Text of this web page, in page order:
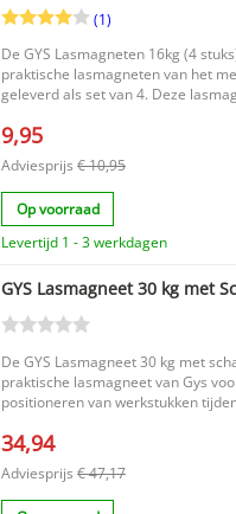
(1)
De GYS Lasmagneten 16kg (4
praktische lasmagneten van het
geleverd als set van 4. Deze
vasthouden van materialen tijdens
laswerkzaamheden. Met deze set
overzichtelijk en efficiënt aan
projecten. Belangrijkste voordelen Set van 4
lasmagneten voor veelzijdig gebruik Geschikt
voor het positioneren van
lassen Handig en praktisch bij diverse
Gys Type: Lasmagneten Inhoud: 4 stuks Barcode:
3154020044180 EAN code: 3154020044180
Netto gewicht: 0.32 kg Met de GYS Lasmagneten
16kg (4 stuks) kies je voor een
praktische set lasmagneten die
nauwkeurig werken. Een nuttige
elke werkplaats waar laswerk
9,95
Adviesprijs € 10,95
Op voorraad
Levertijd 1 - 3 werkdagen
GYS Lasmagneet 30 kg met
De GYS Lasmagneet 30 kg met
praktische lasmagneet van Gys
positioneren van werkstukken
schakelaar kun je de magneet
is. Een betrouwbare keuze voor
zoek is naar een efficiënte
34,94
Adviesprijs € 47,17